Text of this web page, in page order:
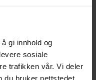
gi innhold og
sosiale
trafikken vår. Vi deler
du bruker nettstedet